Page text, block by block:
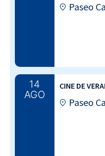
Paseo
14
AGO
CINE DE
Paseo